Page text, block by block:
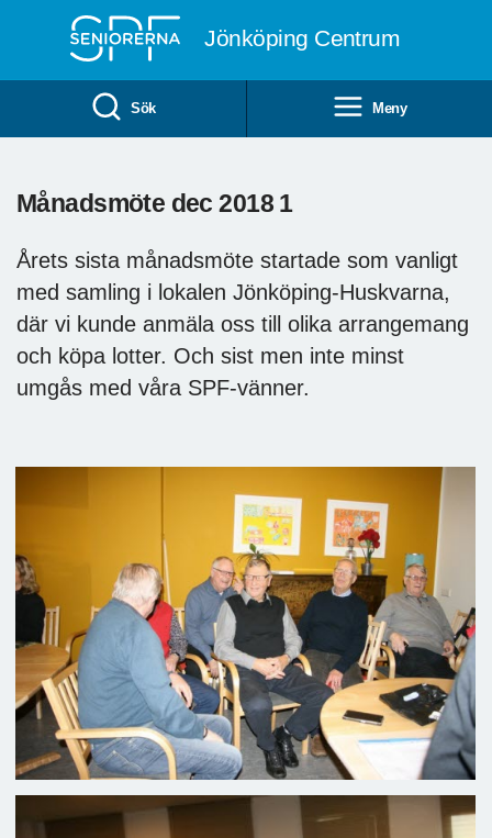
Jönköping Centrum
Sök Meny
Månadsmöte dec 2018 1
Årets sista månadsmöte startade som vanligt
med samling i lokalen Jönköping-Huskvarna,
där vi kunde anmäla oss till olika arrangemang
och köpa lotter. Och sist men inte minst
umgås med våra SPF-vänner.